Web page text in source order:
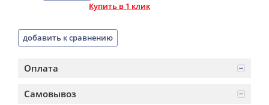
Купить в 1 клик
добавить к сравнению
Оплата
Самовывоз